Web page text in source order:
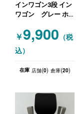
インワゴン3段 イン
ワゴン グレー ホ
￥9,900 （税
込）
在庫 店舗(0) 倉庫(20)